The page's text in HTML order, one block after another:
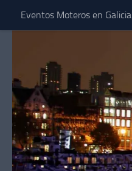
Saltar al contenido
Eventos Moteros en Galicia